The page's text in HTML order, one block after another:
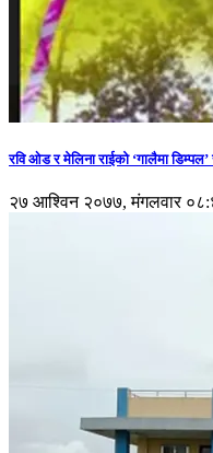
रवि ओड र मेलिना राईको ‘गालैमा डिम्पल’
२७ आश्विन २०७७, मंगलवार